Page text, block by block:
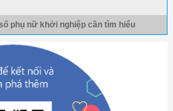
phụ nữ khởi nghiệp cần tìm hiểu